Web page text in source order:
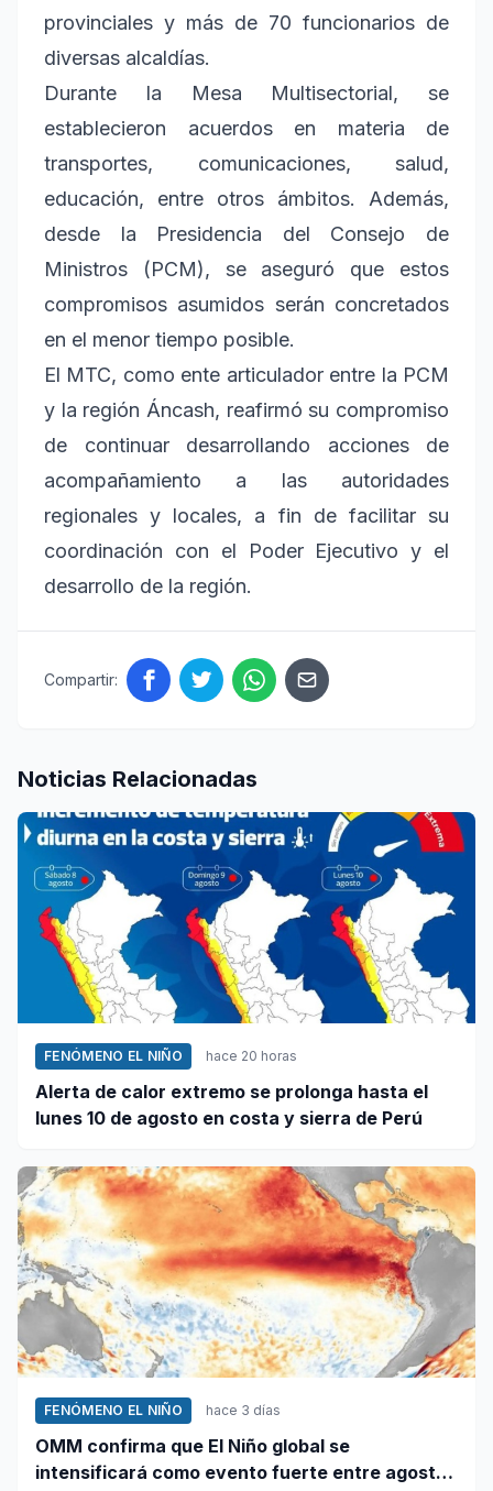
provinciales y más de 70 funcionarios de
diversas alcaldías.
Durante la Mesa Multisectorial, se
establecieron acuerdos en materia de
transportes, comunicaciones, salud,
educación, entre otros ámbitos. Además,
desde la Presidencia del Consejo de
Ministros (PCM), se aseguró que estos
compromisos asumidos serán concretados
en el menor tiempo posible.
El MTC, como ente articulador entre la PCM
y la región Áncash, reafirmó su compromiso
de continuar desarrollando acciones de
acompañamiento a las autoridades
regionales y locales, a fin de facilitar su
coordinación con el Poder Ejecutivo y el
desarrollo de la región.
Compartir:
Noticias Relacionadas
FENÓMENO EL NIÑO hace 20 horas
Alerta de calor extremo se prolonga hasta el
lunes 10 de agosto en costa y sierra de Perú
FENÓMENO EL NIÑO hace 3 días
OMM confirma que El Niño global se
intensificará como evento fuerte entre agosto